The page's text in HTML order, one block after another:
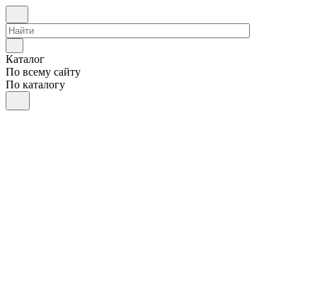
Каталог
По всему сайту
По каталогу